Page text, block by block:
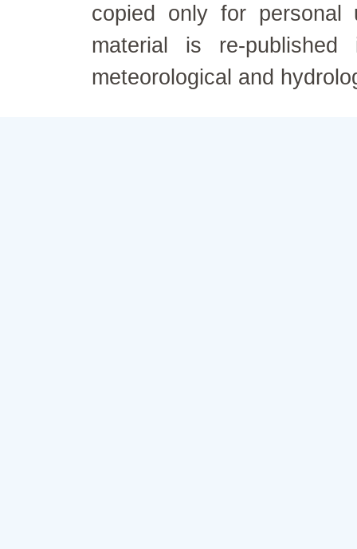
copied only for personal
material is re-
meteorological and